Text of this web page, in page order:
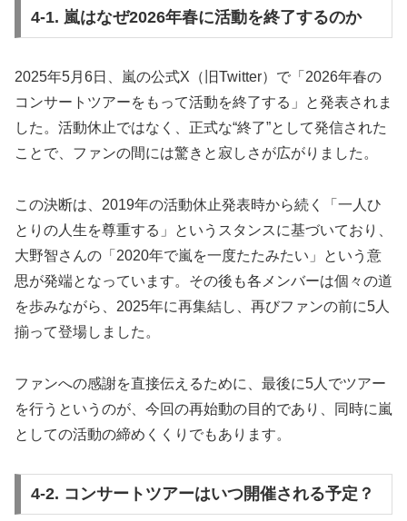
4-1. 嵐はなぜ2026年春に活動を終了するのか
2025年5月6日、嵐の公式X（旧Twitter）で「2026年春の
コンサートツアーをもって活動を終了する」と発表されま
した。活動休止ではなく、正式な“終了”として発信された
ことで、ファンの間には驚きと寂しさが広がりました。
この決断は、2019年の活動休止発表時から続く「一人ひ
とりの人生を尊重する」というスタンスに基づいており、
大野智さんの「2020年で嵐を一度たたみたい」という意
思が発端となっています。その後も各メンバーは個々の道
を歩みながら、2025年に再集結し、再びファンの前に5人
揃って登場しました。
ファンへの感謝を直接伝えるために、最後に5人でツアー
を行うというのが、今回の再始動の目的であり、同時に嵐
としての活動の締めくくりでもあります。
4-2. コンサートツアーはいつ開催される予定？